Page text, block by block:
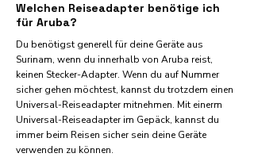
Welchen Reiseadapter benötige ich
für Aruba?
Du benötigst generell für deine Geräte aus
Surinam, wenn du innerhalb von Aruba reist,
keinen Stecker-Adapter. Wenn du auf Nummer
sicher gehen möchtest, kannst du trotzdem einen
Universal-Reiseadapter mitnehmen. Mit einerm
Universal-Reiseadapter im Gepäck, kannst du
immer beim Reisen sicher sein deine Geräte
verwenden zu können.